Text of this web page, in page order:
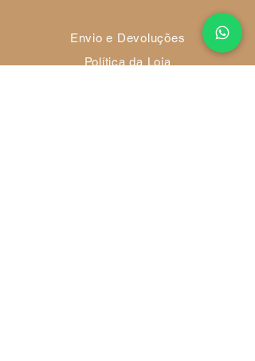
Envio e Devoluções
Política da Loja